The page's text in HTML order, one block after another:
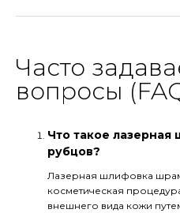
Часто
вопросы
Что такое
рубцов?
Лазерная шлифовка
косметическая
внешнего вида кожи